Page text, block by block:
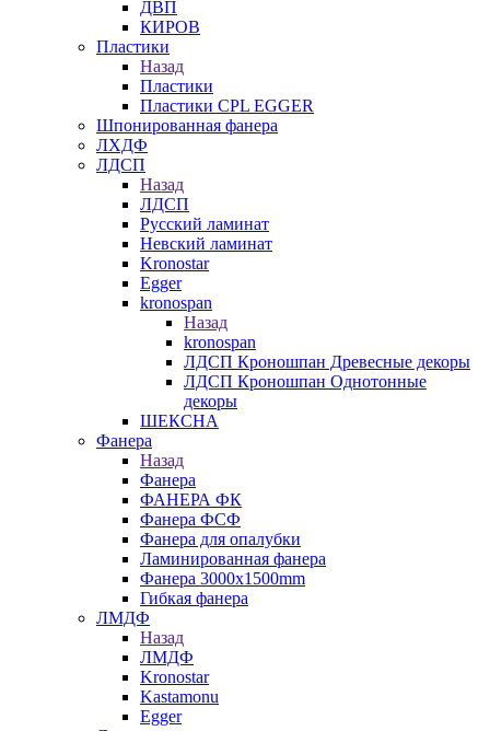
ДВП
КИРОВ
Пластики
Назад
Пластики
Пластики CPL EGGER
Шпонированная фанера
ЛХДФ
ЛДСП
Назад
ЛДСП
Русский ламинат
Невский ламинат
Kronostar
Egger
kronospan
Назад
kronospan
ЛДСП Кроношпан Древесные декоры
ЛДСП Кроношпан Однотонные
декоры
ШЕКСНА
Фанера
Назад
Фанера
ФАНЕРА ФК
Фанера ФСФ
Фанера для опалубки
Ламинированная фанера
Фанера 3000х1500mm
Гибкая фанера
ЛМДФ
Назад
ЛМДФ
Kronostar
Kastamonu
Egger